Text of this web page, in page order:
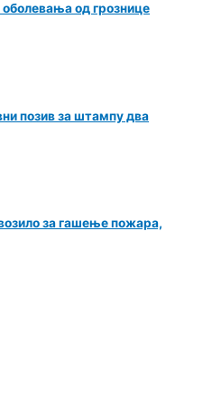
оболевања од грознице
позив за штампу два
за гашење пожара,